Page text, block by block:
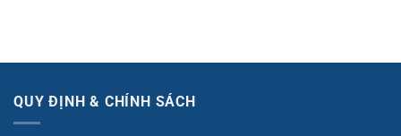
QUY ĐỊNH & CHÍNH SÁCH